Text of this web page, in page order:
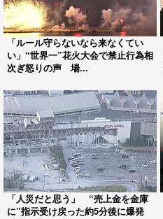
「ルール守らないなら来なくてい
い」“世界一”花火大会で禁止行為相
次ぎ怒りの声 場...
「人災だと思う」 “売上金を金庫
に”指示受け戻った約5分後に爆発